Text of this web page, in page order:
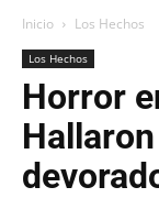
Inicio Los Hechos
Los Hechos
Horror